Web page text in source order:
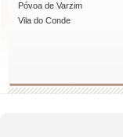
Póvoa de Varzim
Vila do Conde